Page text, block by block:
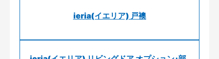
ieria(イエリア) 戸襖